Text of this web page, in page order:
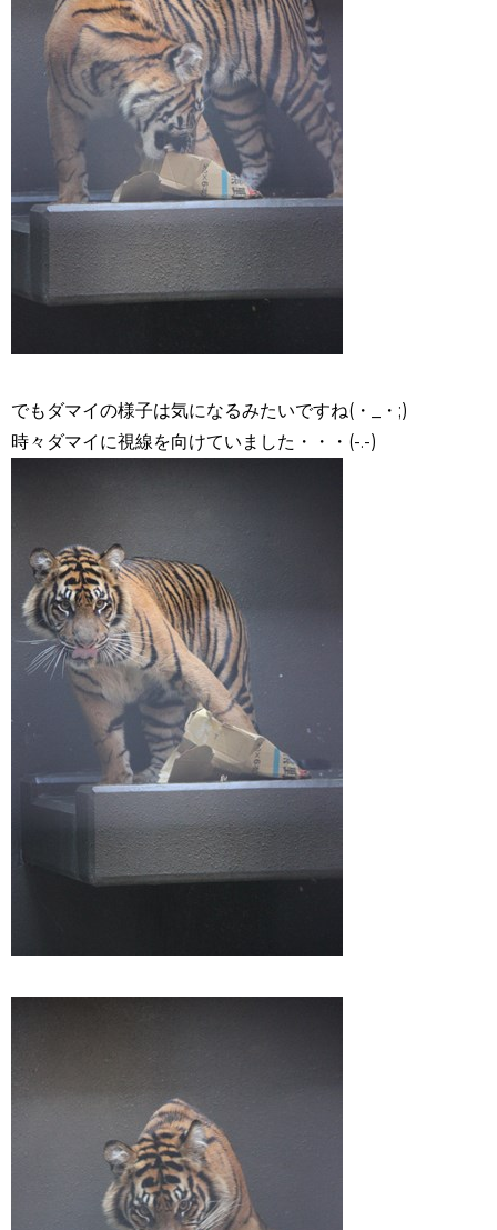
でもダマイの様子は気になるみたいですね(・_・;)
時々ダマイに視線を向けていました・・・(-.-)